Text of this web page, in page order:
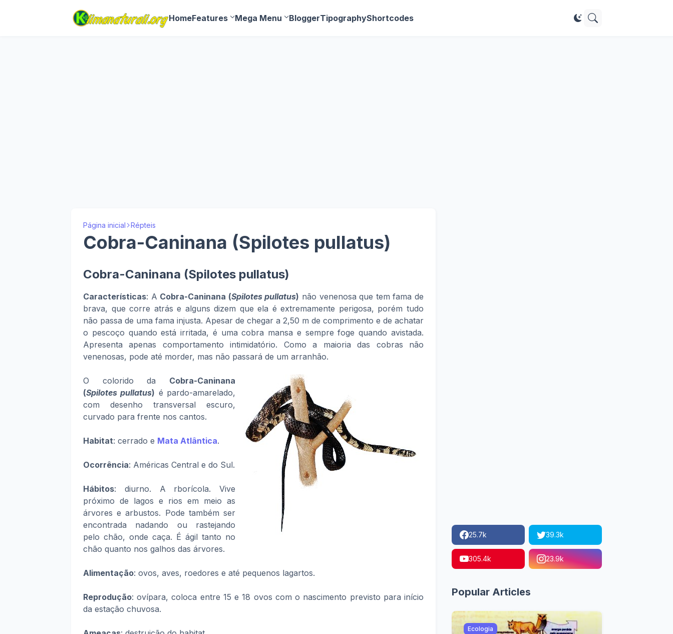
HomeFeatures Mega Menu BloggerTipographyShortcodes
Página inicial Répteis
Cobra-Caninana (Spilotes pullatus)
Cobra-Caninana (Spilotes pullatus)
Características: A Cobra-Caninana (Spilotes pullatus) não venenosa que tem fama de
brava, que corre atrás e alguns dizem que ela é extremamente perigosa, porém tudo
não passa de uma fama injusta. Apesar de chegar a 2,50 m de comprimento e de achatar
o pescoço quando está irritada, é uma cobra mansa e sempre foge quando avistada.
Apresenta apenas comportamento intimidatório. Como a maioria das cobras não
venenosas, pode até morder, mas não passará de um arranhão.
O colorido da Cobra-Caninana
(Spilotes pullatus) é pardo-amarelado,
com desenho transversal escuro,
curvado para frente nos cantos.
Habitat: cerrado e Mata Atlântica.
Ocorrência: Américas Central e do Sul.
Hábitos: diurno. A rborícola. Vive
próximo de lagos e rios em meio as
árvores e arbustos. Pode também ser
encontrada nadando ou rastejando
pelo chão, onde caça. É ágil tanto no
chão quanto nos galhos das árvores.
Alimentação: ovos, aves, roedores e até pequenos lagartos.
Reprodução: ovípara, coloca entre 15 e 18 ovos com o nascimento previsto para início
da estação chuvosa.
25.7k 39.3k
305.4k 23.9k
Popular Articles
Ecologia